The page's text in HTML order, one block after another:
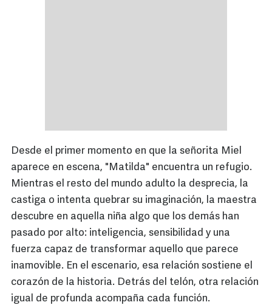
Desde el primer momento en que la señorita Miel
aparece en escena, "Matilda" encuentra un refugio.
Mientras el resto del mundo adulto la desprecia, la
castiga o intenta quebrar su imaginación, la maestra
descubre en aquella niña algo que los demás han
pasado por alto: inteligencia, sensibilidad y una
fuerza capaz de transformar aquello que parece
inamovible. En el escenario, esa relación sostiene el
corazón de la historia. Detrás del telón, otra relación
igual de profunda acompaña cada función.